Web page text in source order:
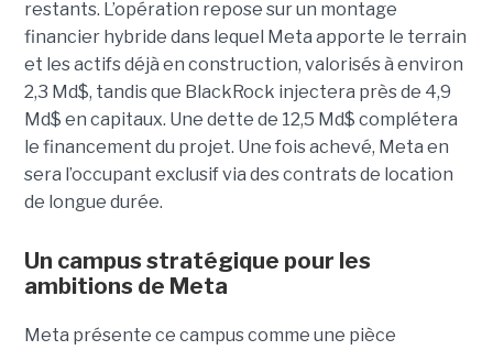
restants. L’opération repose sur un montage
financier hybride dans lequel Meta apporte le terrain
et les actifs déjà en construction, valorisés à environ
2,3 Md$, tandis que BlackRock injectera près de 4,9
Md$ en capitaux. Une dette de 12,5 Md$ complétera
le financement du projet. Une fois achevé, Meta en
sera l’occupant exclusif via des contrats de location
de longue durée.
Un campus stratégique pour les
ambitions de Meta
Meta présente ce campus comme une pièce